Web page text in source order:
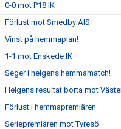
0-0 mot P18 IK
Förlust mot Smedby AIS
Vinst på hemmaplan!
1-1 mot Enskede IK
Seger i helgens hemmamatch!
Helgens resultat borta mot
Förlust i hemmapremiären
Seriepremiären mot Tyresö